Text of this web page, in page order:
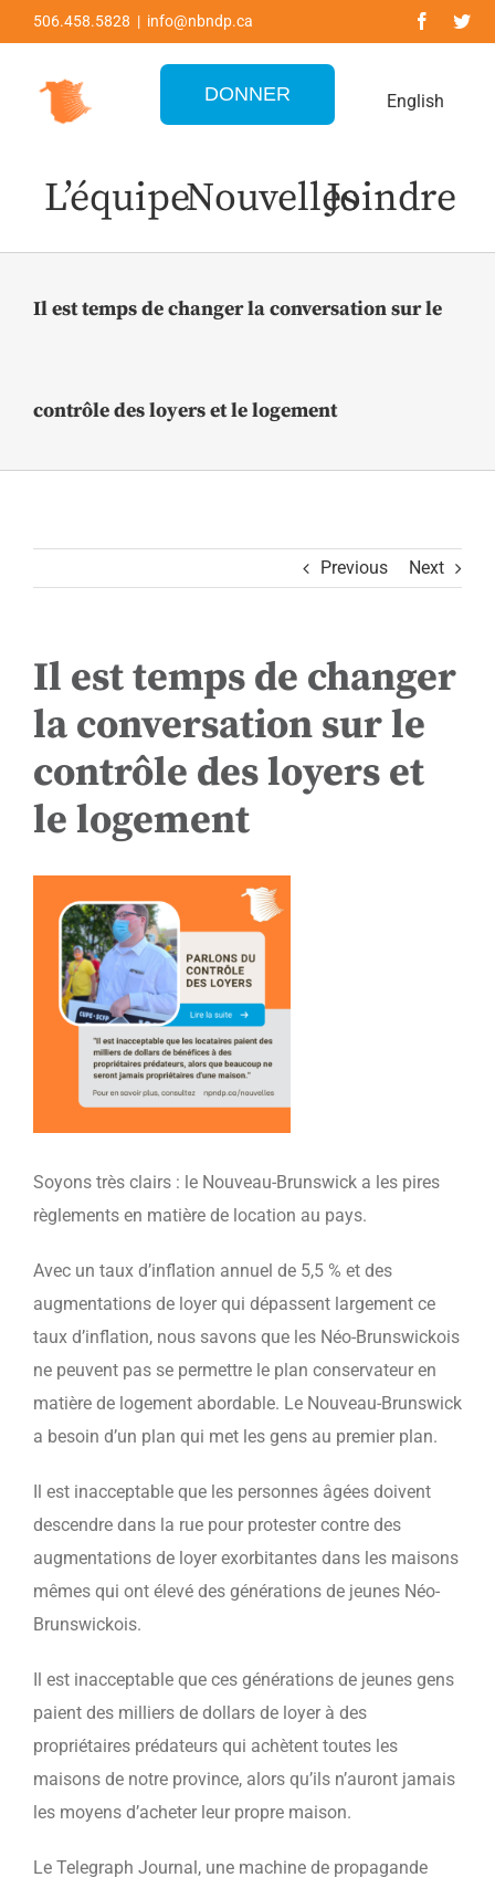
to
content
506.458.5828 | info@nbndp.ca
DONNER English
L’équipeNouvellesJoindre
Il est temps de changer la conversation sur le
contrôle des loyers et le logement
Previous Next
Il est temps de changer
la conversation sur le
contrôle des loyers et
le logement
Larger
Image
Soyons très clairs : le Nouveau-Brunswick a les pires
règlements en matière de location au pays.
Avec un taux d’inflation annuel de 5,5 % et des
augmentations de loyer qui dépassent largement ce
taux d’inflation, nous savons que les Néo-Brunswickois
ne peuvent pas se permettre le plan conservateur en
matière de logement abordable. Le Nouveau-Brunswick
a besoin d’un plan qui met les gens au premier plan.
Il est inacceptable que les personnes âgées doivent
descendre dans la rue pour protester contre des
augmentations de loyer exorbitantes dans les maisons
mêmes qui ont élevé des générations de jeunes Néo-
Brunswickois.
Il est inacceptable que ces générations de jeunes gens
paient des milliers de dollars de loyer à des
propriétaires prédateurs qui achètent toutes les
maisons de notre province, alors qu’ils n’auront jamais
les moyens d’acheter leur propre maison.
Le Telegraph Journal, une machine de propagande